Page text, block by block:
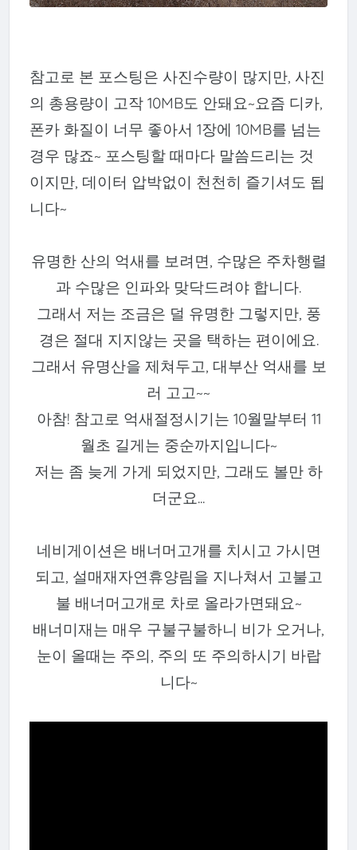
참고로 본 포스팅은 사진수량이 많지만, 사진
의 총용량이 고작 10MB도 안돼요~요즘 디카,
폰카 화질이 너무 좋아서 1장에 10MB를 넘는
경우 많죠~ 포스팅할 때마다 말씀드리는 것
이지만, 데이터 압박없이 천천히 즐기셔도 됩
니다~
유명한 산의 억새를 보려면, 수많은 주차행렬
과 수많은 인파와 맞닥드려야 합니다.
그래서 저는 조금은 덜 유명한 그렇지만, 풍
경은 절대 지지않는 곳을 택하는 편이에요.
그래서 유명산을 제쳐두고, 대부산 억새를 보
러 고고~~
아참! 참고로 억새절정시기는 10월말부터 11
월초 길게는 중순까지입니다~
저는 좀 늦게 가게 되었지만, 그래도 볼만 하
더군요...
네비게이션은 배너머고개를 치시고 가시면
되고, 설매재자연휴양림을 지나쳐서 고불고
불 배너머고개로 차로 올라가면돼요~
배너미재는 매우 구불구불하니 비가 오거나,
눈이 올때는 주의, 주의 또 주의하시기 바랍
니다~